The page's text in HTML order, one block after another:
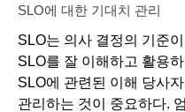
SLO에 대한 기대치 관리
SLO는 의사 결정의 기준
SLO를 잘 이해하고 활용
SLO에 관련된 이해 당사
관리하는 것이 중요하다.